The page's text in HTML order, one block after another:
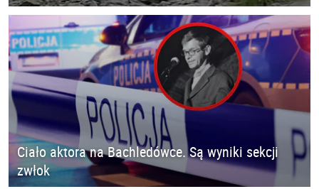
Ciało aktora na Bachledówce. Są wyniki sekcji
zwłok